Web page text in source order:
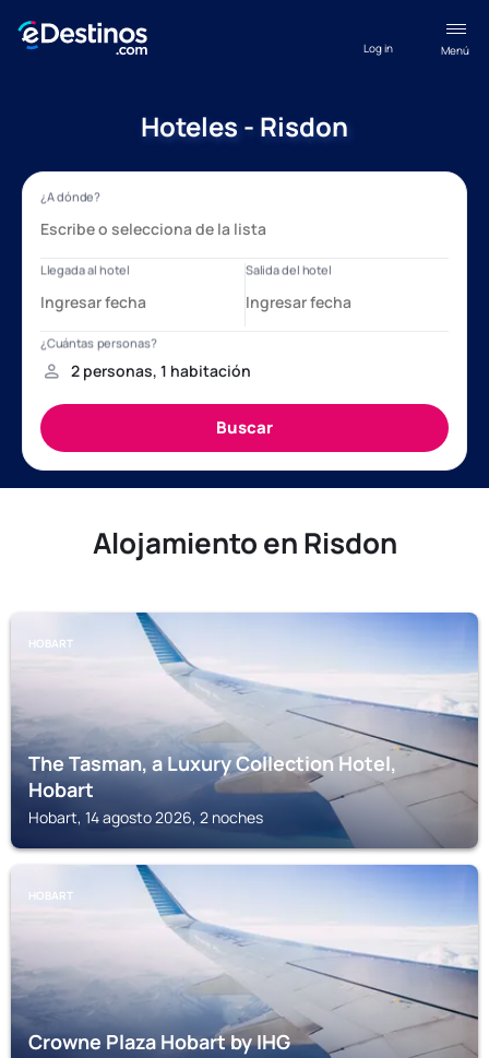
Menú
Log in
Hoteles - Risdon
Alojamiento en Risdon
HOBART
The Tasman, a Luxury Collection Hotel,
Hobart
Hobart, 14 agosto 2026, 2 noches
HOBART
Crowne Plaza Hobart by IHG